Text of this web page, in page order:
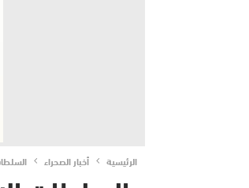
الرئيسية أخبار الصحراء